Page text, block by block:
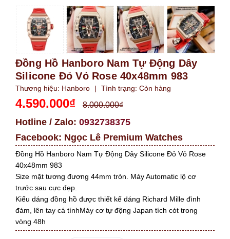
Đồng Hồ Hanboro Nam Tự Động Dây
Silicone Đỏ Vỏ Rose 40x48mm 983
Thương hiệu: Hanboro | Tình trạng: Còn hàng
4.590.000₫ 8.000.000₫
Hotline / Zalo: 0932738375
Facebook: Ngọc Lê Premium Watches
Đồng Hồ Hanboro Nam Tự Động Dây Silicone Đỏ Vỏ Rose
40x48mm 983
Size mặt tương đương 44mm tròn. Máy Automatic lộ cơ
trước sau cực đẹp.
Kiểu dáng đồng hồ được thiết kế dáng Richard Mille đình
đám, lên tay cá tínhMáy cơ tự động Japan tích cót trong
vòng 48h